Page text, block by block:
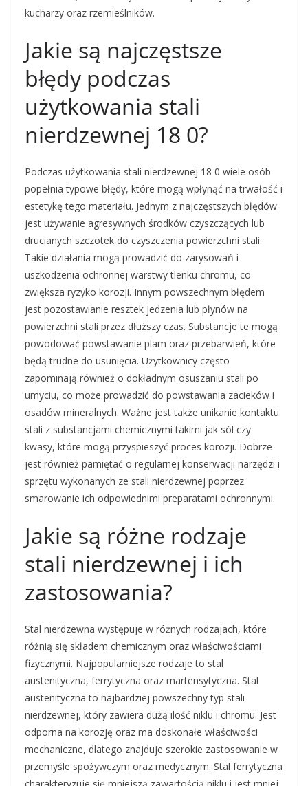
kucharzy oraz rzemieślników.
Jakie są najczęstsze
błędy podczas
użytkowania stali
nierdzewnej 18 0?
Podczas użytkowania stali nierdzewnej 18 0 wiele osób
popełnia typowe błędy, które mogą wpłynąć na trwałość i
estetykę tego materiału. Jednym z najczęstszych błędów
jest używanie agresywnych środków czyszczących lub
drucianych szczotek do czyszczenia powierzchni stali.
Takie działania mogą prowadzić do zarysowań i
uszkodzenia ochronnej warstwy tlenku chromu, co
zwiększa ryzyko korozji. Innym powszechnym błędem
jest pozostawianie resztek jedzenia lub płynów na
powierzchni stali przez dłuższy czas. Substancje te mogą
powodować powstawanie plam oraz przebarwień, które
będą trudne do usunięcia. Użytkownicy często
zapominają również o dokładnym osuszaniu stali po
umyciu, co może prowadzić do powstawania zacieków i
osadów mineralnych. Ważne jest także unikanie kontaktu
stali z substancjami chemicznymi takimi jak sól czy
kwasy, które mogą przyspieszyć proces korozji. Dobrze
jest również pamiętać o regularnej konserwacji narzędzi i
sprzętu wykonanych ze stali nierdzewnej poprzez
smarowanie ich odpowiednimi preparatami ochronnymi.
Jakie są różne rodzaje
stali nierdzewnej i ich
zastosowania?
Stal nierdzewna występuje w różnych rodzajach, które
różnią się składem chemicznym oraz właściwościami
fizycznymi. Najpopularniejsze rodzaje to stal
austenityczna, ferrytyczna oraz martensytyczna. Stal
austenityczna to najbardziej powszechny typ stali
nierdzewnej, który zawiera dużą ilość niklu i chromu. Jest
odporna na korozję oraz ma doskonałe właściwości
mechaniczne, dlatego znajduje szerokie zastosowanie w
przemyśle spożywczym oraz medycznym. Stal ferrytyczna